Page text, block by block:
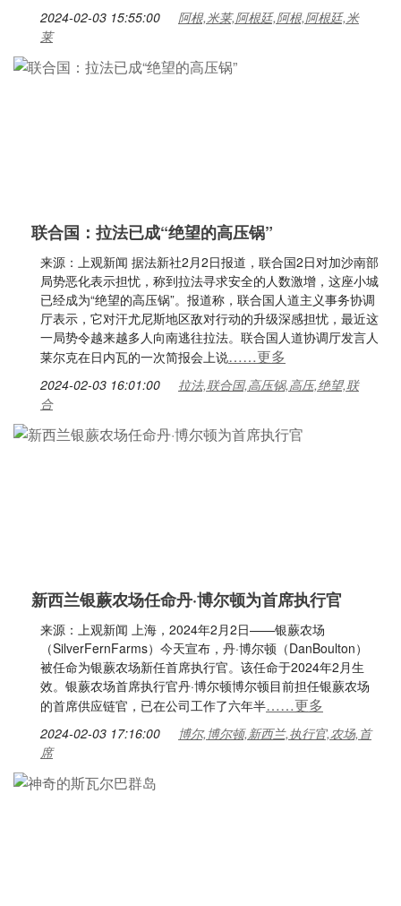
2024-02-03 15:55:00
阿根,米莱,阿根廷,阿根,阿根廷,米
莱
联合国：拉法已成“绝望的高压锅”
来源：上观新闻 据法新社2月2日报道，联合国2日对加沙南部
局势恶化表示担忧，称到拉法寻求安全的人数激增，这座小城
已经成为“绝望的高压锅”。报道称，联合国人道主义事务协调
厅表示，它对汗尤尼斯地区敌对行动的升级深感担忧，最近这
一局势令越来越多人向南逃往拉法。联合国人道协调厅发言人
莱尔克在日内瓦的一次简报会上说……更多
2024-02-03 16:01:00
拉法,联合国,高压锅,高压,绝望,联
合
新西兰银蕨农场任命丹·博尔顿为首席执行官
来源：上观新闻 上海，2024年2月2日——银蕨农场
（SilverFernFarms）今天宣布，丹·博尔顿（DanBoulton）
被任命为银蕨农场新任首席执行官。该任命于2024年2月生
效。银蕨农场首席执行官丹·博尔顿博尔顿目前担任银蕨农场
的首席供应链官，已在公司工作了六年半……更多
2024-02-03 17:16:00
博尔,博尔顿,新西兰,执行官,农场,首
席